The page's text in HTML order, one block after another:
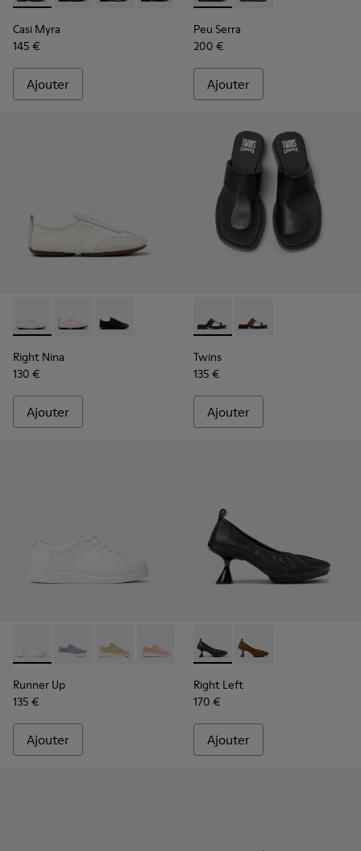
Casi Myra
145 €
Ajouter
Peu Serra
200 €
Ajouter
Right Nina - K201967-002 - Baskets en textile et cuir blancs
Right Nina - K201967-004 - Baskets en textile et
Right Nina - K201967-001
Right Nina
130 €
Ajouter
Twins - K201745-002 -
Twins - K201745-
Twins
135 €
Ajouter
Runner Up - K200508-041 - Baskets en cuir blanc pour
Runner Up - K200508-103
Runner Up - K200508-056
Runner Up - K200508-055
Runner Up - K200508-043
Runner Up - K200508-
Runner Up -
Runner Up
135 €
Ajouter
Right Left - K201976-001 -
Right Left -
Right Left
170 €
Ajouter